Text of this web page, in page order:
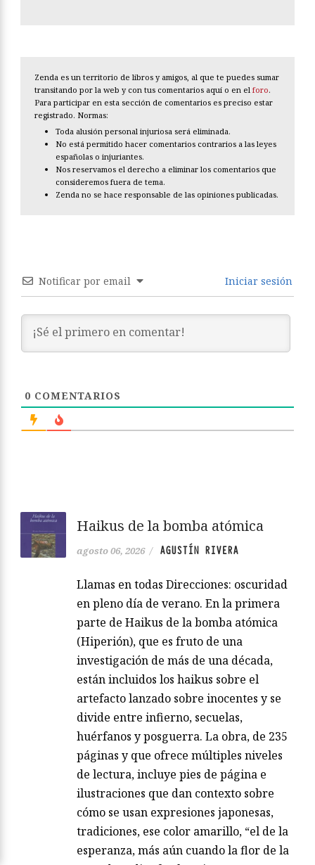
Zenda es un territorio de libros y amigos, al que te puedes sumar
transitando por la web y con tus comentarios aquí o en el foro.
Para participar en esta sección de comentarios es preciso estar
registrado. Normas:
Toda alusión personal injuriosa será eliminada.
No está permitido hacer comentarios contrarios a las leyes
españolas o injuriantes.
Nos reservamos el derecho a eliminar los comentarios que
consideremos fuera de tema.
Zenda no se hace responsable de las opiniones publicadas.
Notificar por email Iniciar sesión
0 COMENTARIOS
Haikus de la bomba atómica
agosto 06, 2026 / AGUSTÍN RIVERA
Llamas en todas Direcciones: oscuridad
en pleno día de verano. En la primera
parte de Haikus de la bomba atómica
(Hiperión), que es fruto de una
investigación de más de una década,
están incluidos los haikus sobre el
artefacto lanzado sobre inocentes y se
divide entre infierno, secuelas,
huérfanos y posguerra. La obra, de 235
páginas y que ofrece múltiples niveles
de lectura, incluye pies de página e
ilustraciones que dan contexto sobre
cómo se usan expresiones japonesas,
tradiciones, ese color amarillo, “el de la
esperanza, más aún cuando la flor de la